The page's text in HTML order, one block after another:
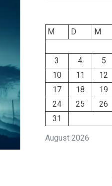
August 2026
M D M
3
4 5
10
11 12
17
18 19
24
25 26
31